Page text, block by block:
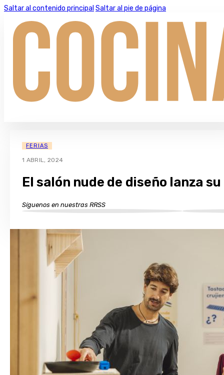
Saltar al contenido principal Saltar al pie de página
FERIAS
1 ABRIL, 2024
El salón nude de diseño lanza
Síguenos en nuestras RRSS